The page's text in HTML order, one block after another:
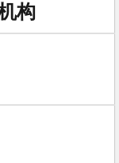
构